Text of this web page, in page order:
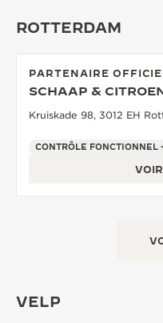
ROTTERDAM
PARTENAIRE
SCHAAP &
Kruiskade 98, 3012 EH
CONTRÔLE FONCTIONNEL
VELP